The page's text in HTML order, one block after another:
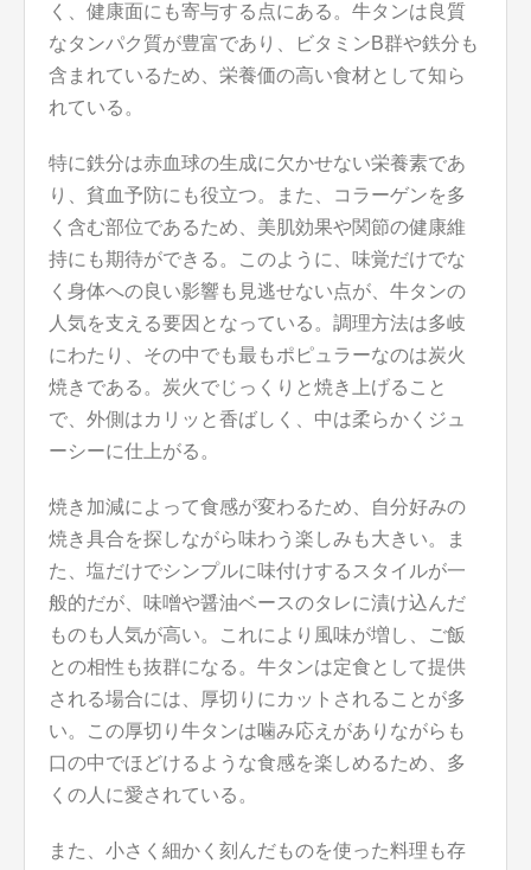
く、健康面にも寄与する点にある。牛タンは良質
なタンパク質が豊富であり、ビタミンB群や鉄分も
含まれているため、栄養価の高い食材として知ら
れている。
特に鉄分は赤血球の生成に欠かせない栄養素であ
り、貧血予防にも役立つ。また、コラーゲンを多
く含む部位であるため、美肌効果や関節の健康維
持にも期待ができる。このように、味覚だけでな
く身体への良い影響も見逃せない点が、牛タンの
人気を支える要因となっている。調理方法は多岐
にわたり、その中でも最もポピュラーなのは炭火
焼きである。炭火でじっくりと焼き上げること
で、外側はカリッと香ばしく、中は柔らかくジュ
ーシーに仕上がる。
焼き加減によって食感が変わるため、自分好みの
焼き具合を探しながら味わう楽しみも大きい。ま
た、塩だけでシンプルに味付けするスタイルが一
般的だが、味噌や醤油ベースのタレに漬け込んだ
ものも人気が高い。これにより風味が増し、ご飯
との相性も抜群になる。牛タンは定食として提供
される場合には、厚切りにカットされることが多
い。この厚切り牛タンは噛み応えがありながらも
口の中でほどけるような食感を楽しめるため、多
くの人に愛されている。
また、小さく細かく刻んだものを使った料理も存